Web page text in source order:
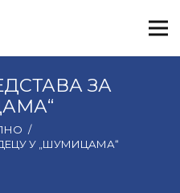
ЗА
/
У „ШУМИЦАМА“